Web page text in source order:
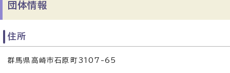
団体情報
住所
群馬県高崎市石原町3107-65